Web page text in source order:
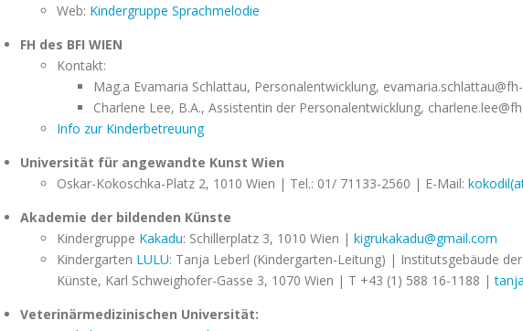
Web: Kindergruppe Sprachmelodie
FH des BFI WIEN
Kontakt:
Mag.a Evamaria Schlattau, Personalentwicklung,
Charlene Lee, B.A., Assistentin der Personalentwicklung,
Info zur Kinderbetreuung
Universität für angewandte Kunst Wien
Oskar-Kokoschka-Platz 2, 1010 Wien | Tel.: 01/ 71133-2560 | E-Mail:
Akademie der bildenden Künste
Kindergruppe Kakadu: Schillerplatz 3, 1010 Wien | kigrukakadu@gmail.com
Kindergarten LULU: Tanja Leberl (Kindergarten-Leitung) | Institutsgebäude
Künste, Karl Schweighofer-Gasse 3, 1070 Wien | T +43 (1) 588 16-1188 |
Veterinärmedizinischen Universität: